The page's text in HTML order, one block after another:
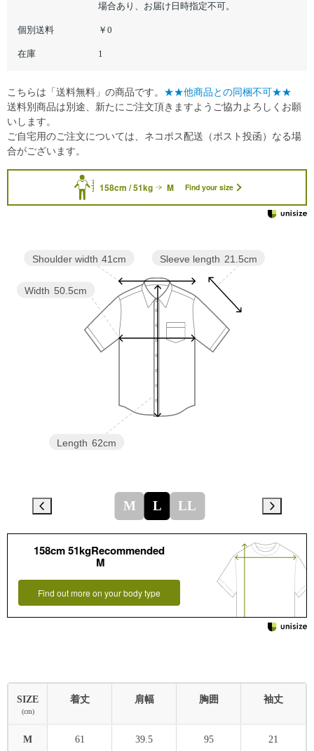
場合あり、お届け日時指定不可。
個別送料 ￥0
在庫 1
158cm / 51kg M Find your size
Sleeve length 21.5cm
Length 62cm
Width 50.5cm
Shoulder width 41cm
M L LL
158cm 51kgRecommended
M
Find out more on your body type
SIZE
(cm)
着丈 肩幅 胸囲 袖丈
M 61 39.5 95 21
こちらは「送料無料」の商品です。 ★★他商品との同梱不可★★
送料別商品は別途、新たにご注文頂きますようご協力よろしくお願
いします。
ご自宅用のご注文については、ネコポス配送（ポスト投函）なる場
合がございます。